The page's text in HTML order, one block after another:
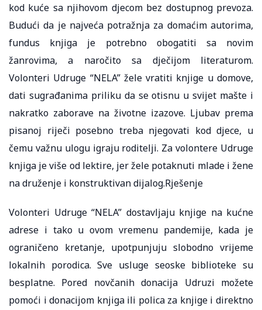
kod kuće sa njihovom djecom bez dostupnog prevoza.
Budući da je najveća potražnja za domaćim autorima,
fundus knjiga je potrebno obogatiti sa novim
žanrovima, a naročito sa dječijom literaturom.
Volonteri Udruge “NELA” žele vratiti knjige u domove,
dati sugrađanima priliku da se otisnu u svijet mašte i
nakratko zaborave na životne izazove. Ljubav prema
pisanoj riječi posebno treba njegovati kod djece, u
čemu važnu ulogu igraju roditelji. Za volontere Udruge
knjiga je više od lektire, jer žele potaknuti mlade i žene
na druženje i konstruktivan dijalog.Rješenje
Volonteri Udruge “NELA” dostavljaju knjige na kućne
adrese i tako u ovom vremenu pandemije, kada je
ograničeno kretanje, upotpunjuju slobodno vrijeme
lokalnih porodica. Sve usluge seoske biblioteke su
besplatne. Pored novčanih donacija Udruzi možete
pomoći i donacijom knjiga ili polica za knjige i direktno